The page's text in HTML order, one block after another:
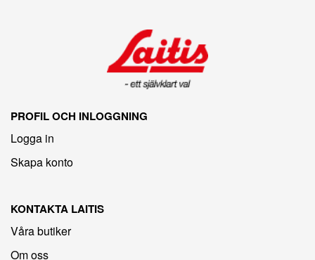
PROFIL OCH INLOGGNING
Logga in
Skapa konto
KONTAKTA LAITIS
Våra butiker
Om oss